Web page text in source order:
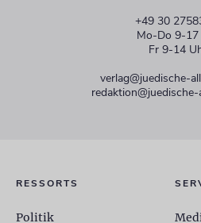
+49 30
Mo-Do 9-17
Fr 9-14
verlag@juedische-
RESSORTS
Politik